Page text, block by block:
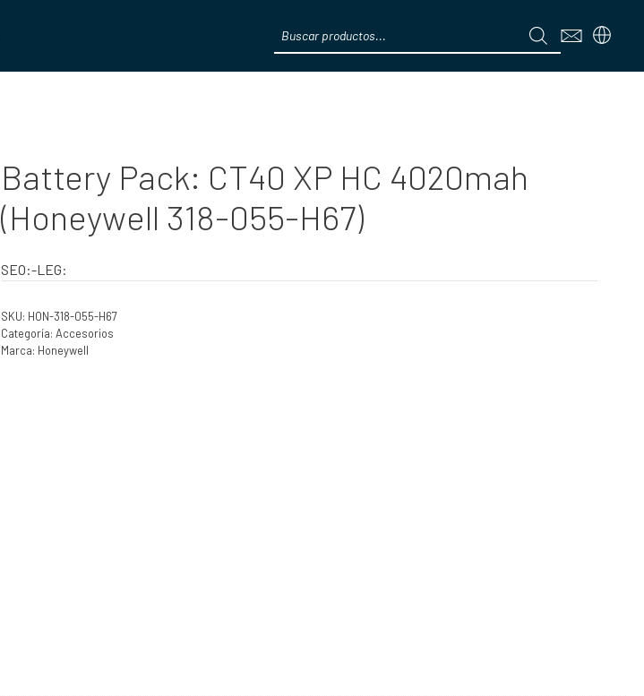
search
Battery Pack: CT40 XP HC 4020mah
(Honeywell 318-055-H67)
SEO:-LEG:
SKU: HON-318-055-H67
Categoría: Accesorios
Marca: Honeywell